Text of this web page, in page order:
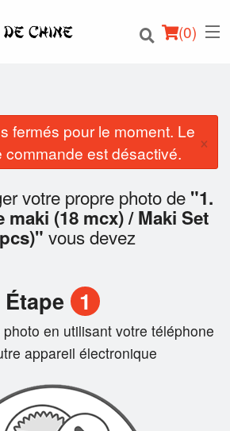
(0)
fermés pour le moment. Le
commande est désactivé.
×
votre propre photo de "1.
maki (18 mcx) / Maki Set
vous devez
Étape 1
photo en utilisant votre téléphone
appareil électronique